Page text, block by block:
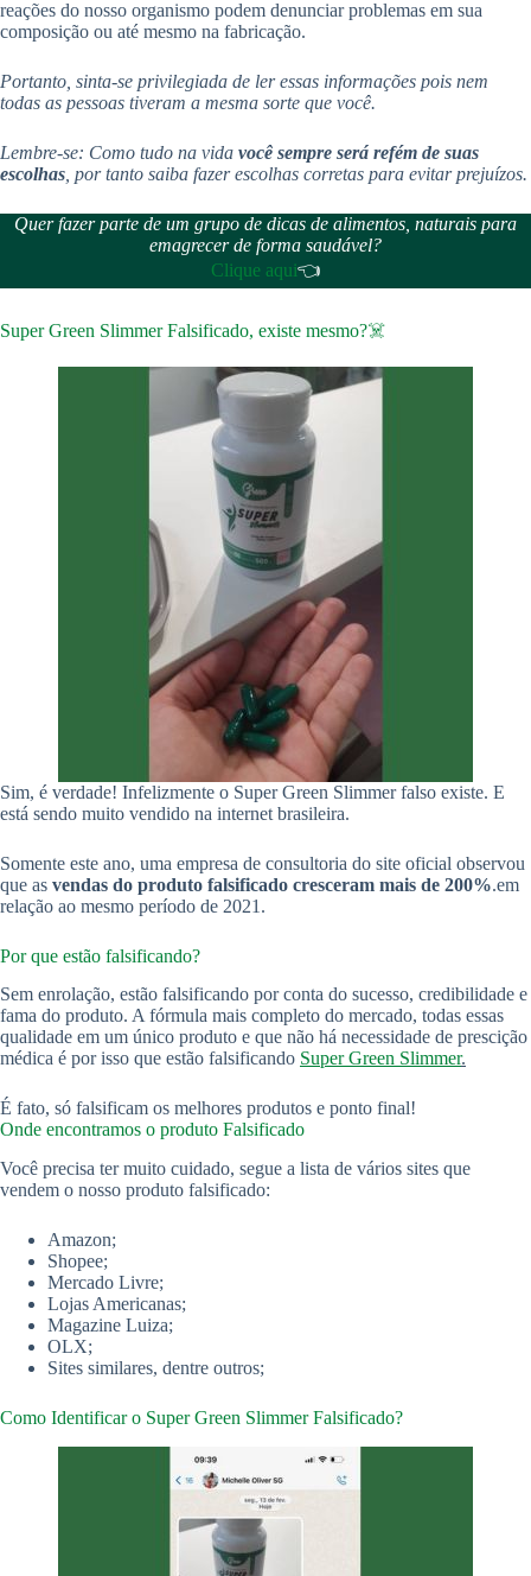
reações do nosso organismo podem denunciar problemas em sua
composição ou até mesmo na fabricação.
Portanto, sinta-se privilegiada de ler essas informações pois nem
todas as pessoas tiveram a mesma sorte que você.
Lembre-se: Como tudo na vida você sempre será refém de suas
escolhas , por tanto saiba fazer escolhas corretas para evitar prejuízos.
Quer fazer parte de um grupo de dicas de alimentos, naturais para
emagrecer de forma saudável?
Clique aqui👈
Super Green Slimmer Falsificado, existe mesmo?☠️
Sim, é verdade! Infelizmente o Super Green Slimmer falso existe. E
está sendo muito vendido na internet brasileira.
Somente este ano, uma empresa de consultoria do site oficial observou
que as vendas do produto falsificado cresceram mais de 200%.em
relação ao mesmo período de 2021.
Por que estão falsificando?
Sem enrolação, estão falsificando por conta do sucesso, credibilidade e
fama do produto. A fórmula mais completo do mercado, todas essas
qualidade em um único produto e que não há necessidade de prescição
médica é por isso que estão falsificando Super Green Slimmer.
É fato, só falsificam os melhores produtos e ponto final!
Onde encontramos o produto Falsificado
Você precisa ter muito cuidado, segue a lista de vários sites que
vendem o nosso produto falsificado:
Amazon;
Shopee;
Mercado Livre;
Lojas Americanas;
Magazine Luiza;
OLX;
Sites similares, dentre outros;
Como Identificar o Super Green Slimmer Falsificado?